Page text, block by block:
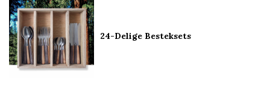
24-Delige Besteksets